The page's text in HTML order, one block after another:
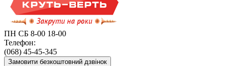
ПН СБ 8-00 18-00
Телефон:
(068) 45-45-345
Замовити безкоштовний дзвінок